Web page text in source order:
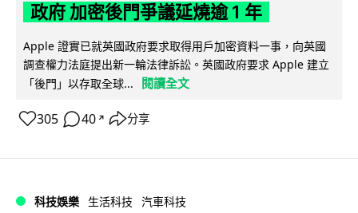
政府 加密後門爭議延燒逾 1 年
Apple 證實已就英國政府要求取得用戶加密資料一事，向英國
調查權力法庭提出新一輪法律訴訟。英國政府要求 Apple 建立
「後門」以存取全球...
閱讀全文
305 40 ↗ 分享
科技娛樂 生活科技 汽車科技